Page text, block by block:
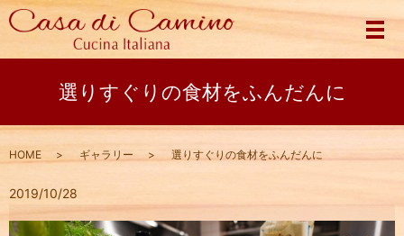
メ
選りすぐりの食材をふんだんに
HOME ギャラリー 選りすぐりの食材をふんだんに
2019/10/28